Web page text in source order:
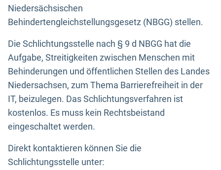
Niedersächsischen
Behindertengleichstellungsgesetz (NBGG) stellen.
Die Schlichtungsstelle nach § 9 d NBGG hat die
Aufgabe, Streitigkeiten zwischen Menschen mit
Behinderungen und öffentlichen Stellen des Landes
Niedersachsen, zum Thema Barrierefreiheit in der
IT, beizulegen. Das Schlichtungsverfahren ist
kostenlos. Es muss kein Rechtsbeistand
eingeschaltet werden.
Direkt kontaktieren können Sie die
Schlichtungsstelle unter: